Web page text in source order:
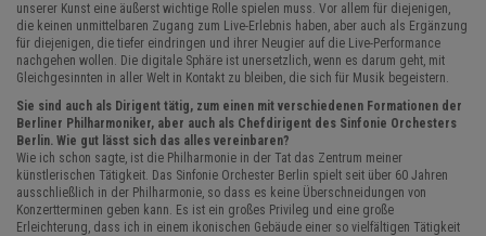
unserer Kunst eine äußerst wichtige Rolle spielen muss. Vor allem für diejenigen,
die keinen unmittelbaren Zugang zum Live-Erlebnis haben, aber auch als Ergänzung
für diejenigen, die tiefer eindringen und ihrer Neugier auf die Live-Performance
nachgehen wollen. Die digitale Sphäre ist unersetzlich, wenn es darum geht, mit
Gleichgesinnten in aller Welt in Kontakt zu bleiben, die sich für Musik begeistern.
Sie sind auch als Dirigent tätig, zum einen mit verschiedenen Formationen der
Berliner Philharmoniker, aber auch als Chefdirigent des Sinfonie Orchesters
Berlin. Wie gut lässt sich das alles vereinbaren?
Wie ich schon sagte, ist die Philharmonie in der Tat das Zentrum meiner
künstlerischen Tätigkeit. Das Sinfonie Orchester Berlin spielt seit über 60 Jahren
ausschließlich in der Philharmonie, so dass es keine Überschneidungen von
Konzertterminen geben kann. Es ist ein großes Privileg und eine große
Erleichterung, dass ich in einem ikonischen Gebäude einer so vielfältigen Tätigkeit